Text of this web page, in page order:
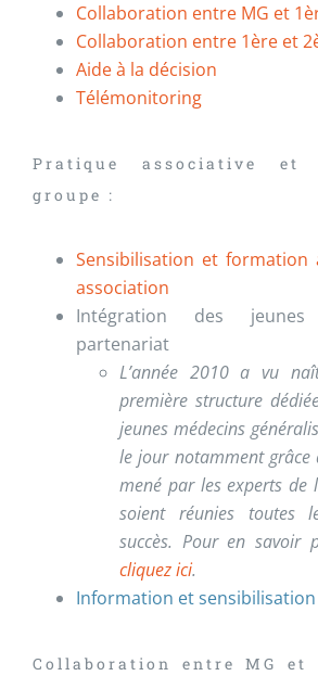
Collaboration entre MG et
Collaboration entre 1ère et
Aide à la décision
Télémonitoring
Pratique associative et
groupe :
Sensibilisation et
association
Intégration des
partenariat
L’année 2010 a vu
première structure
jeunes médecins
le jour notamment
mené par les experts de
soient réunies toutes
succès. Pour en savoir
cliquez ici.
Information et sensibilisation
Collaboration entre MG et